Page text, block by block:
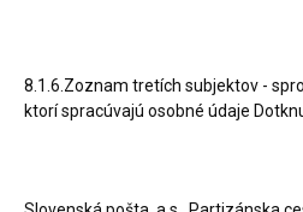
8.1.6.Zoznam tretích subjektov -
ktorí spracúvajú osobné údaje